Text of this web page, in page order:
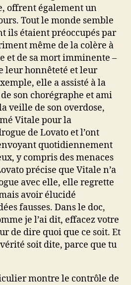
offrent également un
Tout le monde semble
ils étaient préoccupés par
même de la colère à
et de sa mort imminente –
leur honnêteté et leur
elle a assisté à la
son chorégraphe et ami
veille de son overdose,
Vitale pour la
de Lovato et l’ont
quotidiennement
y compris des menaces
précise que Vitale n’a
avec elle, elle regrette
avoir élucidé
fausses. Dans le doc,
je l’ai dit, effacez votre
de dire quoi que ce soit. Et
soit dite, parce que tu
montre le contrôle de